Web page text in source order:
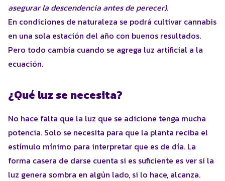
asegurar la descendencia antes de perecer).
En condiciones de naturaleza se podrá cultivar cannabis
en una sola estación del año con buenos resultados.
Pero todo cambia cuando se agrega luz artificial a la
ecuación.
¿Qué luz se necesita?
No hace falta que la luz que se adicione tenga mucha
potencia. Solo se necesita para que la planta reciba el
estímulo mínimo para interpretar que es de día. La
forma casera de darse cuenta si es suficiente es ver si la
luz genera sombra en algún lado, si lo hace, alcanza.